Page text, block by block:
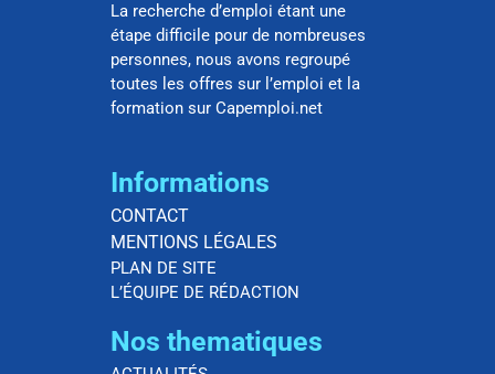
La recherche d’emploi étant une
étape difficile pour de nombreuses
personnes, nous avons regroupé
toutes les offres sur l’emploi et la
formation sur Capemploi.net
Informations
CONTACT
MENTIONS LÉGALES
PLAN DE SITE
L’ÉQUIPE DE RÉDACTION
Nos thematiques